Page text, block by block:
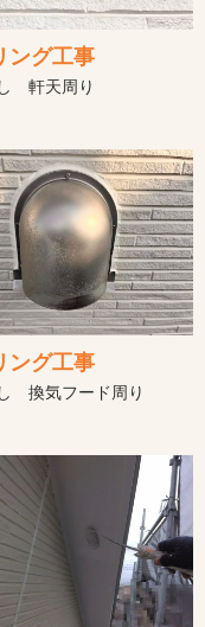
ング工事
軒天周り
ング工事
換気フード周り